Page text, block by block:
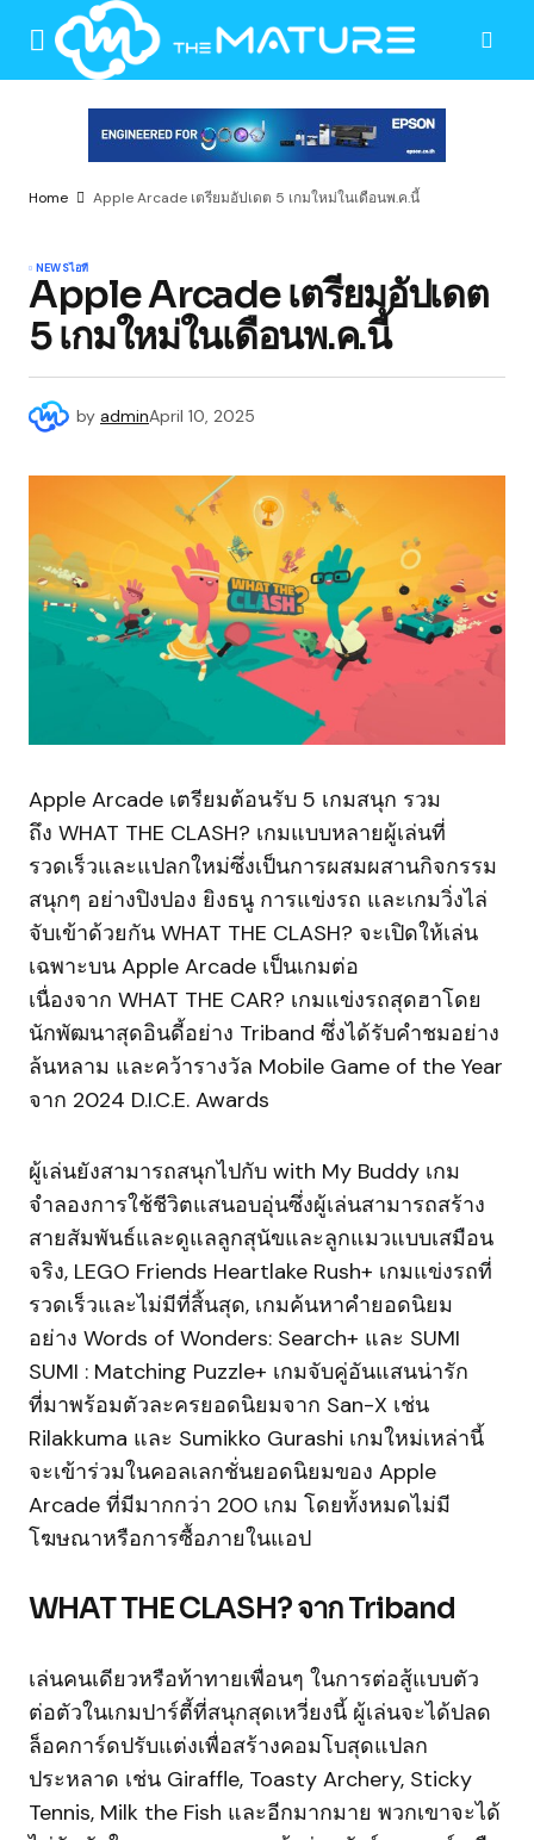
Home Apple Arcade เตรียมอัปเดต 5 เกมใหม่ในเดือนพ.ค.นี้
NEWSไอที
Apple Arcade เตรียมอัปเดต
5 เกมใหม่ในเดือนพ.ค.นี้
by adminApril 10, 2025
Apple Arcade เตรียมต้อนรับ 5 เกมสนุก รวม
ถึง WHAT THE CLASH? เกมแบบหลายผู้เล่นที่
รวดเร็วและแปลกใหม่ซึ่งเป็นการผสมผสานกิจกรรม
สนุกๆ อย่างปิงปอง ยิงธนู การแข่งรถ และเกมวิ่งไล่
จับเข้าด้วยกัน WHAT THE CLASH? จะเปิดให้เล่น
เฉพาะบน Apple Arcade เป็นเกมต่อ
เนื่องจาก WHAT THE CAR? เกมแข่งรถสุดฮาโดย
นักพัฒนาสุดอินดี้อย่าง Triband ซึ่งได้รับคำชมอย่าง
ล้นหลาม และคว้ารางวัล Mobile Game of the Year
จาก 2024 D.I.C.E. Awards
ผู้เล่นยังสามารถสนุกไปกับ with My Buddy เกม
จำลองการใช้ชีวิตแสนอบอุ่นซึ่งผู้เล่นสามารถสร้าง
สายสัมพันธ์และดูแลลูกสุนัขและลูกแมวแบบเสมือน
จริง, LEGO Friends Heartlake Rush+ เกมแข่งรถที่
รวดเร็วและไม่มีที่สิ้นสุด, เกมค้นหาคำยอดนิยม
อย่าง Words of Wonders: Search+ และ SUMI
SUMI : Matching Puzzle+ เกมจับคู่อันแสนน่ารัก
ที่มาพร้อมตัวละครยอดนิยมจาก San-X เช่น
Rilakkuma และ Sumikko Gurashi เกมใหม่เหล่านี้
จะเข้าร่วมในคอลเลกชั่นยอดนิยมของ Apple
Arcade ที่มีมากกว่า 200 เกม โดยทั้งหมดไม่มี
โฆษณาหรือการซื้อภายในแอป
WHAT THE CLASH? จาก Triband
เล่นคนเดียวหรือท้าทายเพื่อนๆ ในการต่อสู้แบบตัว
ต่อตัวในเกมปาร์ตี้ที่สนุกสุดเหวี่ยงนี้ ผู้เล่นจะได้ปลด
ล็อคการ์ดปรับแต่งเพื่อสร้างคอมโบสุดแปลก
ประหลาด เช่น Giraffle, Toasty Archery, Sticky
Tennis, Milk the Fish และอีกมากมาย พวกเขาจะได้